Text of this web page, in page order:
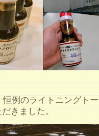
例のライトニングト
きました。